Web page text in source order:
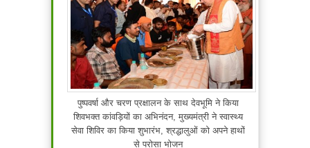
पुष्पवर्षा और चरण प्रक्षालन के साथ देवभूमि ने किया
शिवभक्त कांवड़ियों का अभिनंदन, मुख्यमंत्री ने स्वास्थ्य
सेवा शिविर का किया शुभारंभ, श्रद्धालुओं को अपने हाथों
से परोसा भोजन